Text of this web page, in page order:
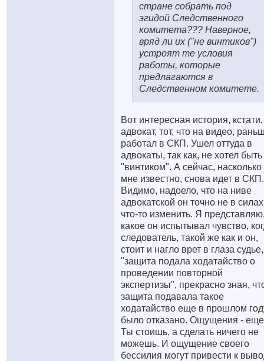
стране собрать под
эгидой Следственного
комитета??? Наверное,
вряд ли их ("не винтиков")
устроят те условия
работы, которые
предлагаются в
Следственном комитете.
Вот интересная история, кстати,
адвокат, тот, что на видео,
работал в СКП. Ушел оттуда в
адвокаты, так как, не хотел быть
"винтиком". А сейчас, насколько
мне известно, снова идет в СКП.
Видимо, надоело, что на ниве
адвокатской он точно не в силах
что-то изменить. Я
какое он испытывал чувство,
следователь, такой же как и он,
стоит и нагло врет в глаза
"защита подала ходатайство о
проведении повторной
экспертизы", прекрасно зная,
защита подавала такое
ходатайство еще в прошлом
было отказано. Ощущения - еще
Ты стоишь, а сделать ничего не
можешь. И ощущение своего
бессилия могут привести к